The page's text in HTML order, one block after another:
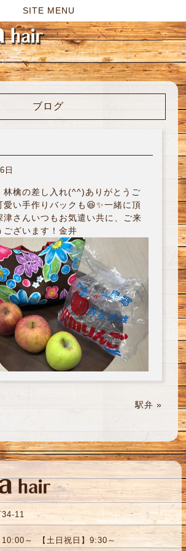
SITE MENU
ブログ
日
林檎の差し入れ(^^)ありがとうご
愛い手作りバックも😆✨一緒に頂
津さんいつもお気遣い共に、ご来
ございます！金井
駅弁 »
11
10:00～ 【土日祝日】9:30～